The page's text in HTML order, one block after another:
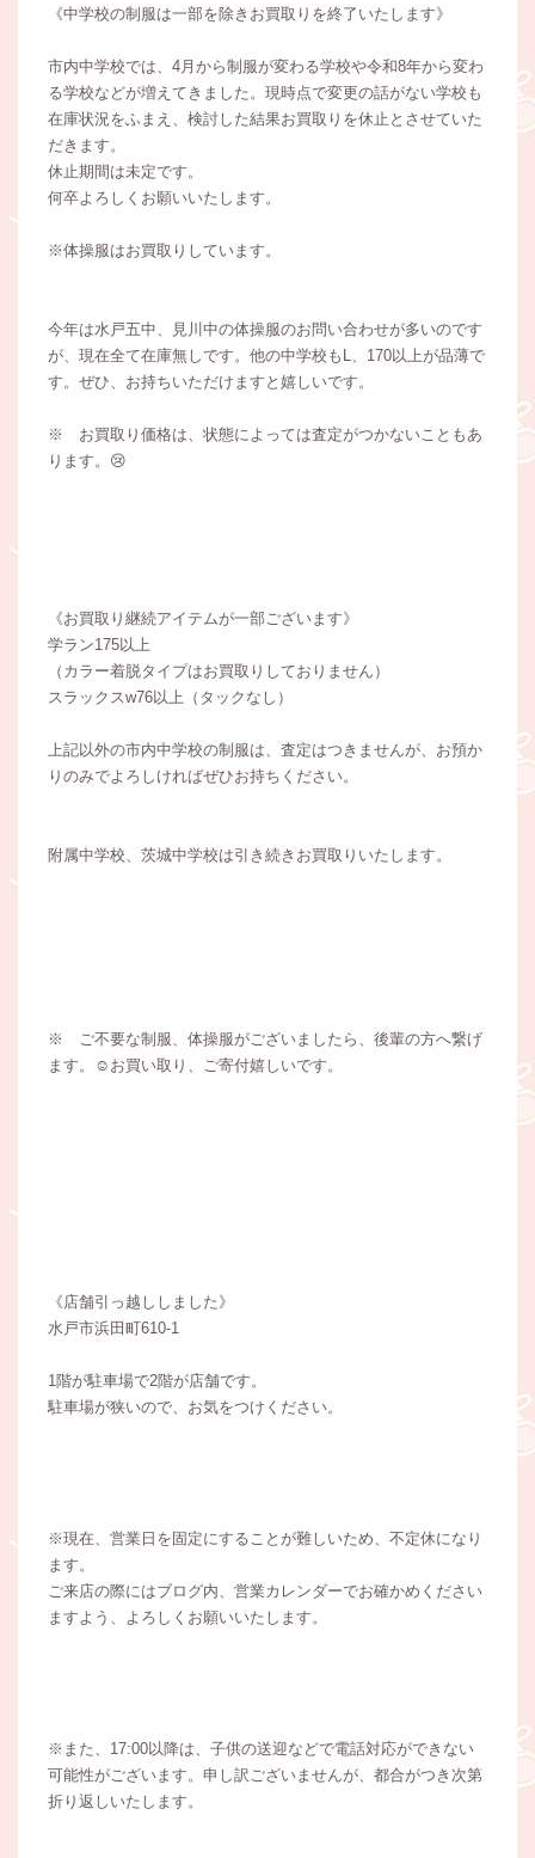
《中学校の制服は一部を除きお買取りを終了いたします》
市内中学校では、4月から制服が変わる学校や令和8年から変わ
る学校などが増えてきました。現時点で変更の話がない学校も
在庫状況をふまえ、検討した結果お買取りを休止とさせていた
だきます。
休止期間は未定です。
何卒よろしくお願いいたします。
※体操服はお買取りしています。
今年は水戸五中、見川中の体操服のお問い合わせが多いのです
が、現在全て在庫無しです。他の中学校もL、170以上が品薄で
す。ぜひ、お持ちいただけますと嬉しいです。
※ お買取り価格は、状態によっては査定がつかないこともあ
ります。😢
《お買取り継続アイテムが一部ございます》
学ラン175以上
（カラー着脱タイプはお買取りしておりません）
スラックスw76以上（タックなし）
上記以外の市内中学校の制服は、査定はつきませんが、お預か
りのみでよろしければぜひお持ちください。
附属中学校、茨城中学校は引き続きお買取りいたします。
※ ご不要な制服、体操服がございましたら、後輩の方へ繋げ
ます。☺️お買い取り、ご寄付嬉しいです。
《店舗引っ越ししました》
水戸市浜田町610-1
1階が駐車場で2階が店舗です。
駐車場が狭いので、お気をつけください。
※現在、営業日を固定にすることが難しいため、不定休になり
ます。
ご来店の際にはブログ内、営業カレンダーでお確かめください
ますよう、よろしくお願いいたします。
※また、17:00以降は、子供の送迎などで電話対応ができない
可能性がございます。申し訳ございませんが、都合がつき次第
折り返しいたします。